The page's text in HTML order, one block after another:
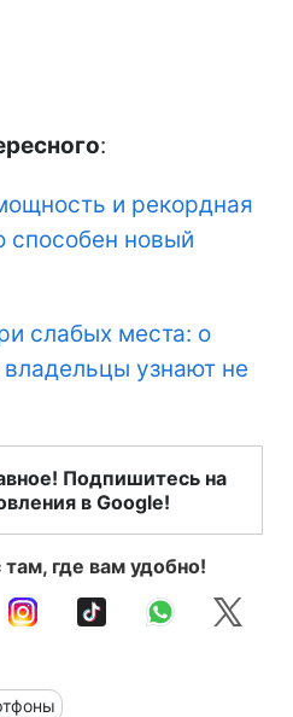
:
и рекордная
способен новый
слабых места: о
узнают не
Подпишитесь на
в Google!
где вам удобно!